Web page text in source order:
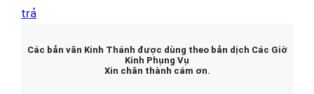
trả
Các bản văn Kinh Thánh được dùng theo bản dịch Các Giờ
Kinh Phụng Vụ
Xin chân thành cám ơn.